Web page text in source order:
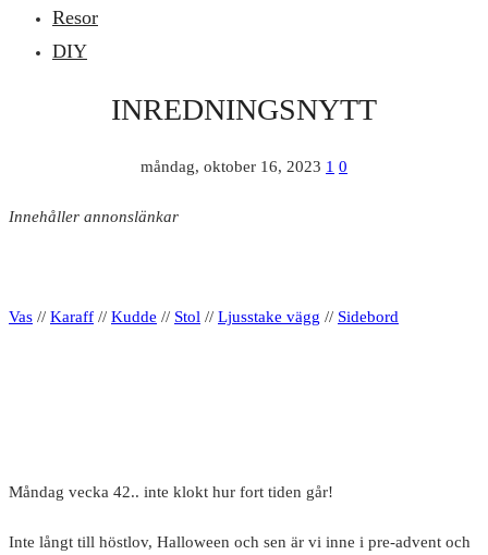
Resor
DIY
INREDNINGSNYTT
måndag, oktober 16, 2023 1 0
Innehåller annonslänkar
Vas // Karaff // Kudde // Stol // Ljusstake vägg // Sidebord
Måndag vecka 42.. inte klokt hur fort tiden går!
Inte långt till höstlov, Halloween och sen är vi inne i pre-advent och